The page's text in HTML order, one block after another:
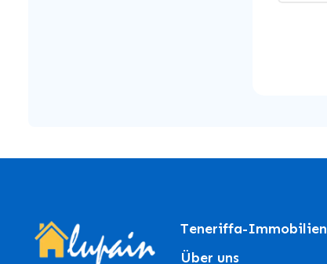
Teneriffa-Immobilien
Über uns